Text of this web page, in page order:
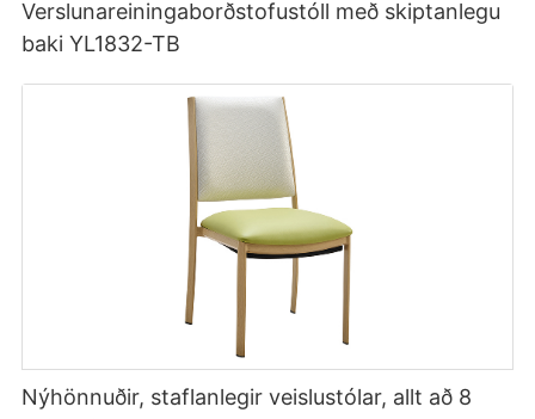
Verslunareiningaborðstofustóll með skiptanlegu
baki YL1832-TB
Nýhönnuðir, staflanlegir veislustólar, allt að 8